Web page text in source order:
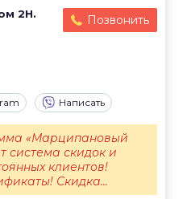
2Н.
Позвонить
Написать
«Марципановый
система скидок и
клиентов!
Скидка...